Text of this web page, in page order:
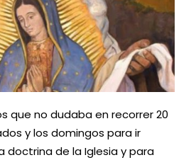
que no dudaba en recorrer 20
y los domingos para ir
doctrina de la Iglesia y para